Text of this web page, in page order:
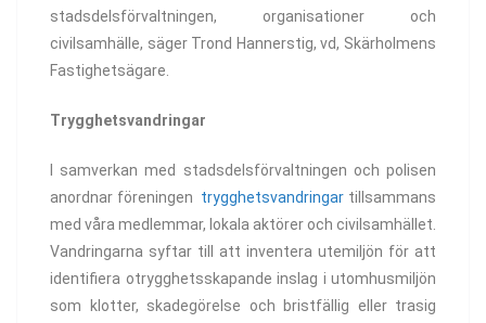
stadsdelsförvaltningen, organisationer och
civilsamhälle, säger Trond Hannerstig, vd, Skärholmens
Fastighetsägare.
Trygghetsvandringar
I samverkan med stadsdelsförvaltningen och polisen
anordnar föreningen trygghetsvandringar tillsammans
med våra medlemmar, lokala aktörer och civilsamhället.
Vandringarna syftar till att inventera utemiljön för att
identifiera otrygghetsskapande inslag i utomhusmiljön
som klotter, skadegörelse och bristfällig eller trasig